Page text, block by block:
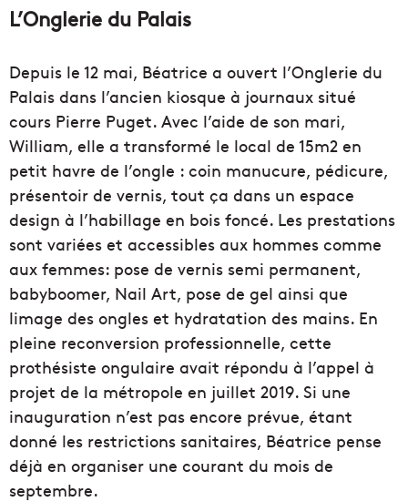
L’Onglerie du Palais
Depuis le 12 mai, Béatrice a ouvert l’Onglerie du
Palais dans l’ancien kiosque à journaux situé
cours Pierre Puget. Avec l’aide de son mari,
William, elle a transformé le local de 15m2 en
petit havre de l’ongle : coin manucure, pédicure,
présentoir de vernis, tout ça dans un espace
design à l’habillage en bois foncé. Les prestations
sont variées et accessibles aux hommes comme
aux femmes: pose de vernis semi permanent,
babyboomer, Nail Art, pose de gel ainsi que
limage des ongles et hydratation des mains. En
pleine reconversion professionnelle, cette
prothésiste ongulaire avait répondu à l’appel à
projet de la métropole en juillet 2019. Si une
inauguration n’est pas encore prévue, étant
donné les restrictions sanitaires, Béatrice pense
déjà en organiser une courant du mois de
septembre.